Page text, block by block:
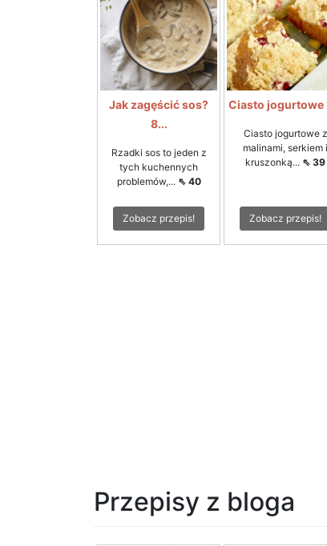
Jak zagęścić sos?
8...
Rzadki sos to jeden z
tych kuchennych
problemów,... ⇖ 40
Zobacz przepis!
Ciasto jogurtowe
Ciasto jogurtowe z
malinami, serkiem i
kruszonką... ⇖ 39
Zobacz przepis!
Przepisy z bloga